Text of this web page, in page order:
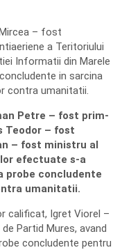
– fost
a Teritoriului
Informatii din Marele
in sarcina
contra umanitatii.
Petre – fost prim-
Teodor – fost
– fost ministru al
efectuate s-a
probe concludente
umanitatii.
calificat, Igret Viorel –
Partid Mures, avand
concludente pentru